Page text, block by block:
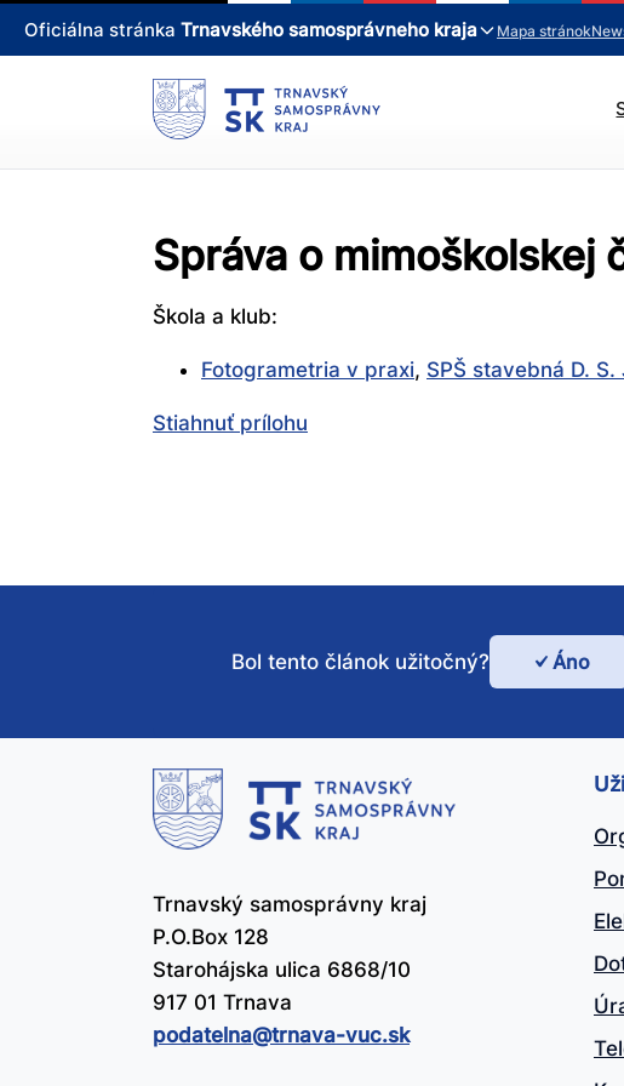
Oficiálna stránka Trnavského samosprávneho kraja Mapa stránok
Správa o mimoškolskej
Škola a klub:
Fotogrametria v praxi, SPŠ stavebná D.
Stiahnuť prílohu
Bol
tento
článok
Bol tento článok užitočný? Áno
Trnavský samosprávny kraj
P.O.Box 128
Starohájska ulica 6868/10
917 01 Trnava
podatelna@​trnava-vuc.sk